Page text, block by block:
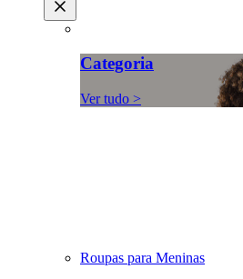
Categoria
Ver tudo >
Roupas para Meninas